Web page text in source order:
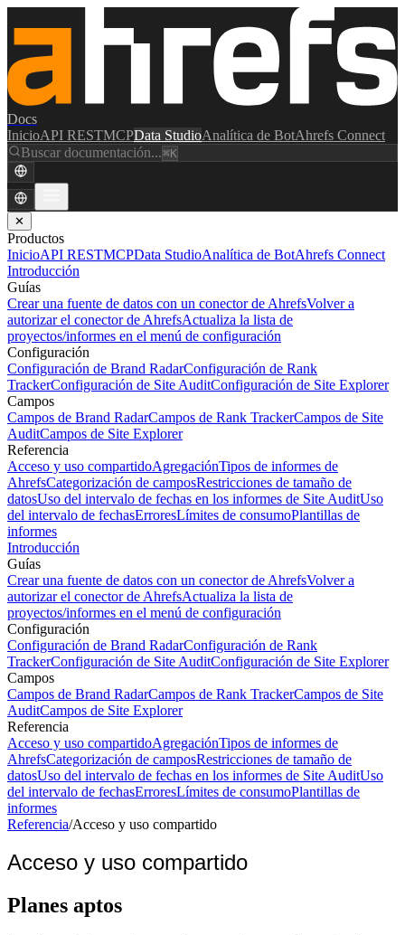
Docs
InicioAPI RESTMCPData StudioAnalítica de BotAhrefs Connect
Buscar documentación...⌘K
✕
Productos
InicioAPI RESTMCPData StudioAnalítica de BotAhrefs Connect
Introducción
Guías
Crear una fuente de datos con un conector de AhrefsVolver a
autorizar el conector de AhrefsActualiza la lista de
proyectos/informes en el menú de configuración
Configuración
Configuración de Brand RadarConfiguración de Rank
TrackerConfiguración de Site AuditConfiguración de Site Explorer
Campos
Campos de Brand RadarCampos de Rank TrackerCampos de Site
AuditCampos de Site Explorer
Referencia
Acceso y uso compartidoAgregaciónTipos de informes de
AhrefsCategorización de camposRestricciones de tamaño de
datosUso del intervalo de fechas en los informes de Site AuditUso
del intervalo de fechasErroresLímites de consumoPlantillas de
informes
Introducción
Guías
Crear una fuente de datos con un conector de AhrefsVolver a
autorizar el conector de AhrefsActualiza la lista de
proyectos/informes en el menú de configuración
Configuración
Configuración de Brand RadarConfiguración de Rank
TrackerConfiguración de Site AuditConfiguración de Site Explorer
Campos
Campos de Brand RadarCampos de Rank TrackerCampos de Site
AuditCampos de Site Explorer
Referencia
Acceso y uso compartidoAgregaciónTipos de informes de
AhrefsCategorización de camposRestricciones de tamaño de
datosUso del intervalo de fechas en los informes de Site AuditUso
del intervalo de fechasErroresLímites de consumoPlantillas de
informes
Referencia/Acceso y uso compartido
Acceso y uso compartido
Planes aptos